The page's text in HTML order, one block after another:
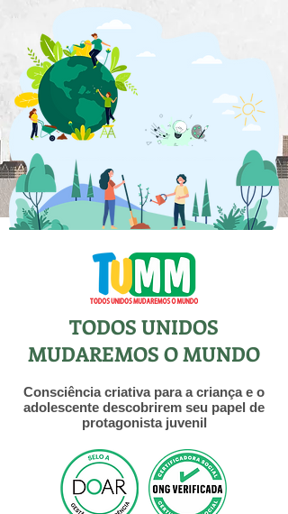
TODOS UNIDOS
MUDAREMOS O MUNDO
Consciência criativa para a criança e o
adolescente descobrirem seu papel de
protagonista juvenil